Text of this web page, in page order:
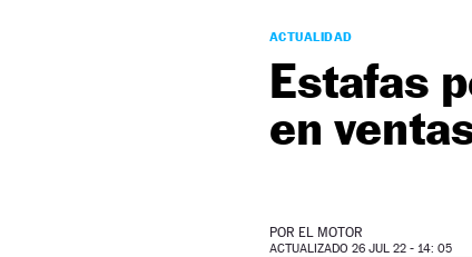
ACTUALIDAD
Estafas
en
POR EL MOTOR
ACTUALIZADO 26 JUL 22 - 14: 05